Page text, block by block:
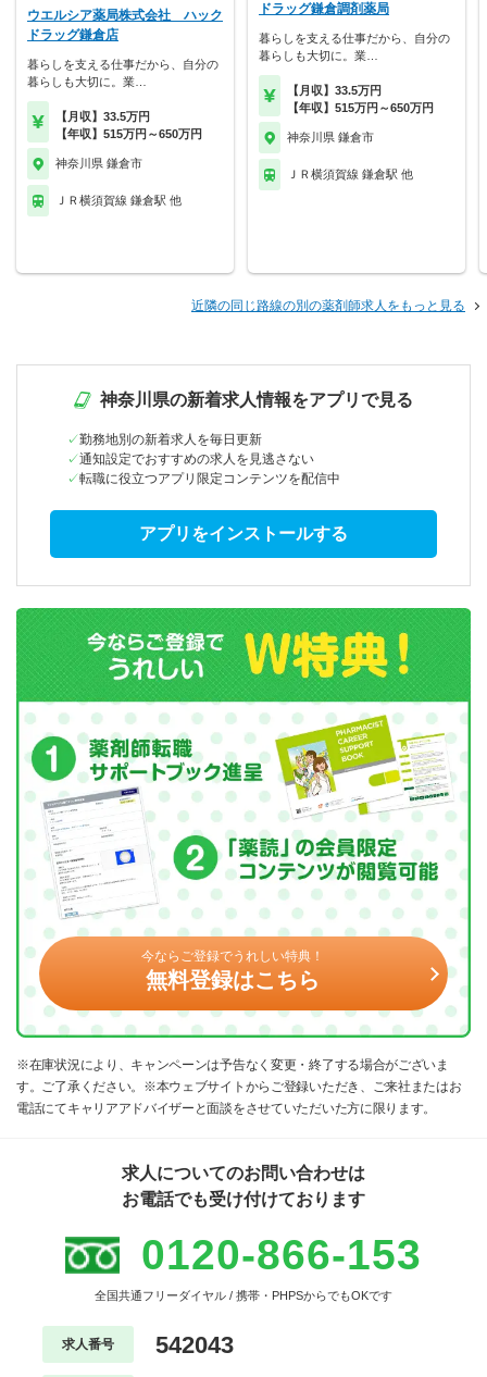
ウエルシア薬局株式会社 ハック
ドラッグ鎌倉店
暮らしを支える仕事だから、自分の
暮らしも大切に。業…
【月収】33.5万円
【年収】515万円～650万円
神奈川県 鎌倉市
ＪＲ横須賀線 鎌倉駅 他
ドラッグ鎌倉調剤薬局
暮らしを支える仕事だから、自分の
暮らしも大切に。業…
【月収】33.5万円
【年収】515万円～650万円
神奈川県 鎌倉市
ＪＲ横須賀線 鎌倉駅 他
近隣の同じ路線の別の薬剤師求人をもっと見る
神奈川県の新着求人情報をアプリで見る
勤務地別の新着求人を毎日更新
通知設定でおすすめの求人を見逃さない
転職に役立つアプリ限定コンテンツを配信中
アプリをインストールする
今ならご登録でうれしい特典！
無料登録はこちら
※在庫状況により、キャンペーンは予告なく変更・終了する場合がございま
す。ご了承ください。※本ウェブサイトからご登録いただき、ご来社またはお
電話にてキャリアアドバイザーと面談をさせていただいた方に限ります。
求人についてのお問い合わせは
お電話でも受け付けております
0120-866-153
全国共通フリーダイヤル / 携帯・PHPSからでもOKです
求人番号 542043